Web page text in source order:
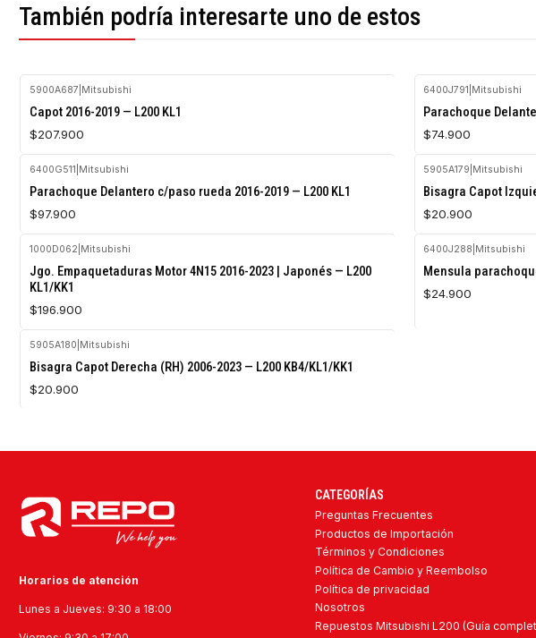
También podría interesarte uno de estos
5900A687 Mitsubishi
Capot 2016-2019 — L200 KL1
$207.900
6400J791 Mitsubishi
Parachoque
$74.900
6400G511 Mitsubishi
Parachoque Delantero c/paso rueda 2016-2019 — L200 KL1
$97.900
5905A179 Mitsubishi
Bisagra Capot
$20.900
1000D062 Mitsubishi
Jgo. Empaquetaduras Motor 4N15 2016-2023 | Japonés — L200
KL1/KK1
$196.900
6400J288 Mitsubishi
Mensula
$24.900
5905A180 Mitsubishi
Bisagra Capot Derecha (RH) 2006-2023 — L200 KB4/KL1/KK1
$20.900
Horarios de atención
Lunes a Jueves: 9:30 a 18:00
CATEGORÍAS
Preguntas Frecuentes
Productos de Importación
Términos y Condiciones
Política de Cambio y Reembolso
Política de privacidad
Nosotros
Repuestos Mitsubishi L200 (Guía